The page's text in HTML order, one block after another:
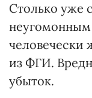
Столько уже
человечески
из ФГИ.
убыток.